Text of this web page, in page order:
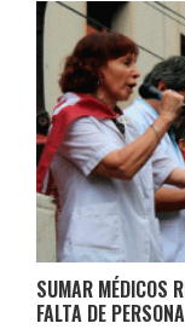
SUMAR MÉDICOS
FALTA DE